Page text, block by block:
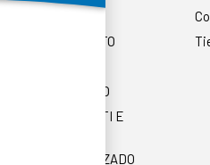
DI TRANSPORTO
DI PAGAMENTO
AFFILIATI E
EN HIPERCALZADO